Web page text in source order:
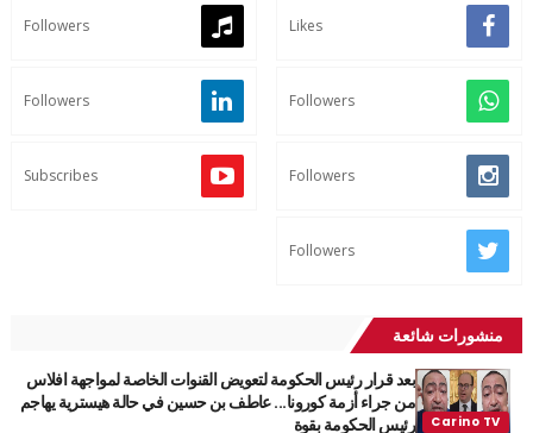
Likes
Followers
Followers
Followers
Followers
Subscribes
Followers
منشورات شائعة
بعد قرار رئيس الحكومة لتعويض القنوات الخاصة لمواجهة افلاس
من جراء أزمة كورونا... عاطف بن حسين في حالة هيسترية يهاجم
رئيس الحكومة بقوة